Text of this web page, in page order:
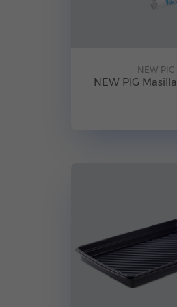
NEW PIG
NEW PIG